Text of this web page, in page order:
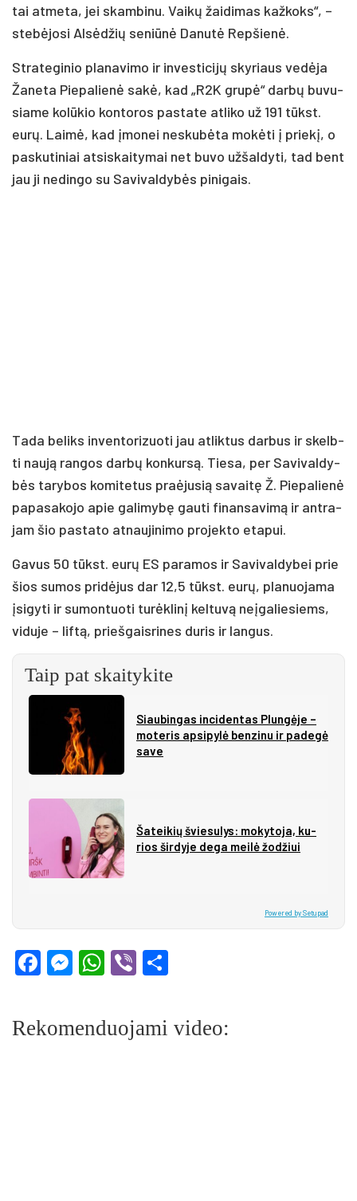
tai at­me­ta, jei skam­bi­nu. Vai­kų žai­di­mas kaž­koks“, –
ste­bė­jo­si Al­sė­džių se­niū­nė Da­nu­tė Rep­šie­nė.
Stra­te­gi­nio pla­na­vi­mo ir in­ves­ti­ci­jų sky­riaus ve­dė­ja
Ža­ne­ta Pie­pa­lie­nė sa­kė, kad „R2K gru­pė“ dar­bų bu­vu­
sia­me ko­lū­kio kon­to­ros pa­sta­te at­li­ko už 191 tūkst.
eu­rų. Lai­mė, kad įmo­nei ne­sku­bė­ta mo­kė­ti į prie­kį, o
pa­sku­ti­niai at­si­skai­ty­mai net bu­vo už­šal­dy­ti, tad bent
jau ji ne­din­go su Sa­vi­val­dy­bės pi­ni­gais.
Ta­da be­liks in­ven­to­ri­zuo­ti jau at­lik­tus dar­bus ir skelb­
ti nau­ją ran­gos dar­bų kon­kur­są. Tie­sa, per Sa­vi­val­dy­
bės ta­ry­bos ko­mi­te­tus praė­ju­sią sa­vai­tę Ž. Pie­pa­lie­nė
pa­pa­sa­ko­jo apie ga­li­my­bę gau­ti fi­nan­sa­vi­mą ir ant­ra­
jam šio pa­sta­to at­nau­ji­ni­mo pro­jek­to eta­pui.
Ga­vus 50 tūkst. eu­rų ES pa­ra­mos ir Sa­vi­val­dy­bei prie
šios su­mos pri­dė­jus dar 12,5 tūkst. eu­rų, pla­nuo­ja­ma
įsi­gy­ti ir su­mon­tuo­ti tu­rėk­li­nį kel­tu­vą neį­ga­lie­siems,
vi­du­je – lif­tą, prieš­gais­ri­nes du­ris ir lan­gus.
Taip pat skaitykite
Siau­bin­gas in­ci­den­tas Plun­gė­je –
mo­te­ris ap­si­py­lė ben­zi­nu ir pa­de­gė
sa­ve
Ša­tei­kių švie­su­lys: mo­ky­to­ja, ku­
rios šir­dy­je de­ga mei­lė žo­džiui
Powered by Setupad
Facebook
Messenger
WhatsApp
Viber
Rekomenduojami video: